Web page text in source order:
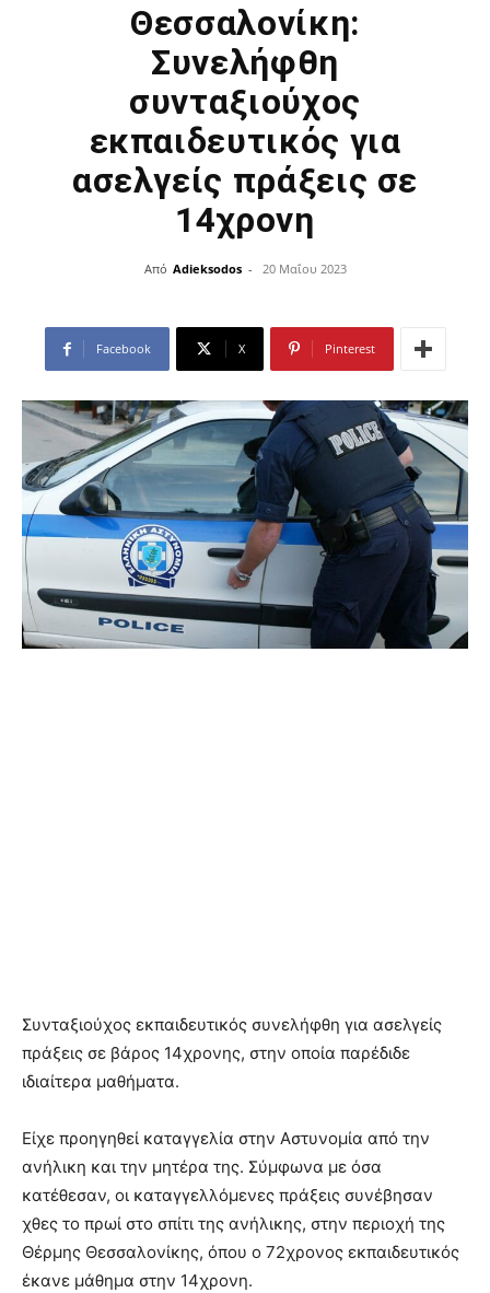
Θεσσαλονίκη:
Συνελήφθη
συνταξιούχος
εκπαιδευτικός για
ασελγείς πράξεις σε
14χρονη
Από Adieksodos - 20 Μαΐου 2023
Facebook X Pinterest
Συνταξιούχος εκπαιδευτικός συνελήφθη για ασελγείς
πράξεις σε βάρος 14χρονης, στην οποία παρέδιδε
ιδιαίτερα μαθήματα.
Είχε προηγηθεί καταγγελία στην Αστυνομία από την
ανήλικη και την μητέρα της. Σύμφωνα με όσα
κατέθεσαν, οι καταγγελλόμενες πράξεις συνέβησαν
χθες το πρωί στο σπίτι της ανήλικης, στην περιοχή της
Θέρμης Θεσσαλονίκης, όπου ο 72χρονος εκπαιδευτικός
έκανε μάθημα στην 14χρονη.